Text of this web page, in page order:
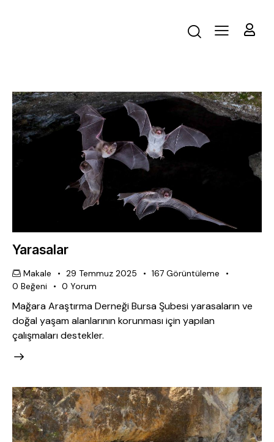
Yarasalar
Makale 29 Temmuz 2025 167 Görüntüleme
0 Beğeni 0 Yorum
Mağara Araştırma Derneği Bursa Şubesi yarasaların ve
doğal yaşam alanlarının korunması için yapılan
çalışmaları destekler.